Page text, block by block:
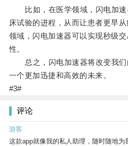
比如，在医学领域，闪电加速
床试验的进程，从而让患者更早
领域，闪电加速器可以实现秒级
性。
总之，闪电加速器将改变我们
一个更加迅捷和高效的未来。
#3#
评论
游客
这款app就像我的私人助理，随时随地